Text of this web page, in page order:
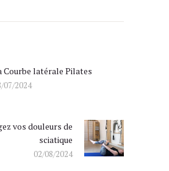
Courbe latérale Pilates
07/2024
Next
post:
vos douleurs de
sciatique
02/08/2024